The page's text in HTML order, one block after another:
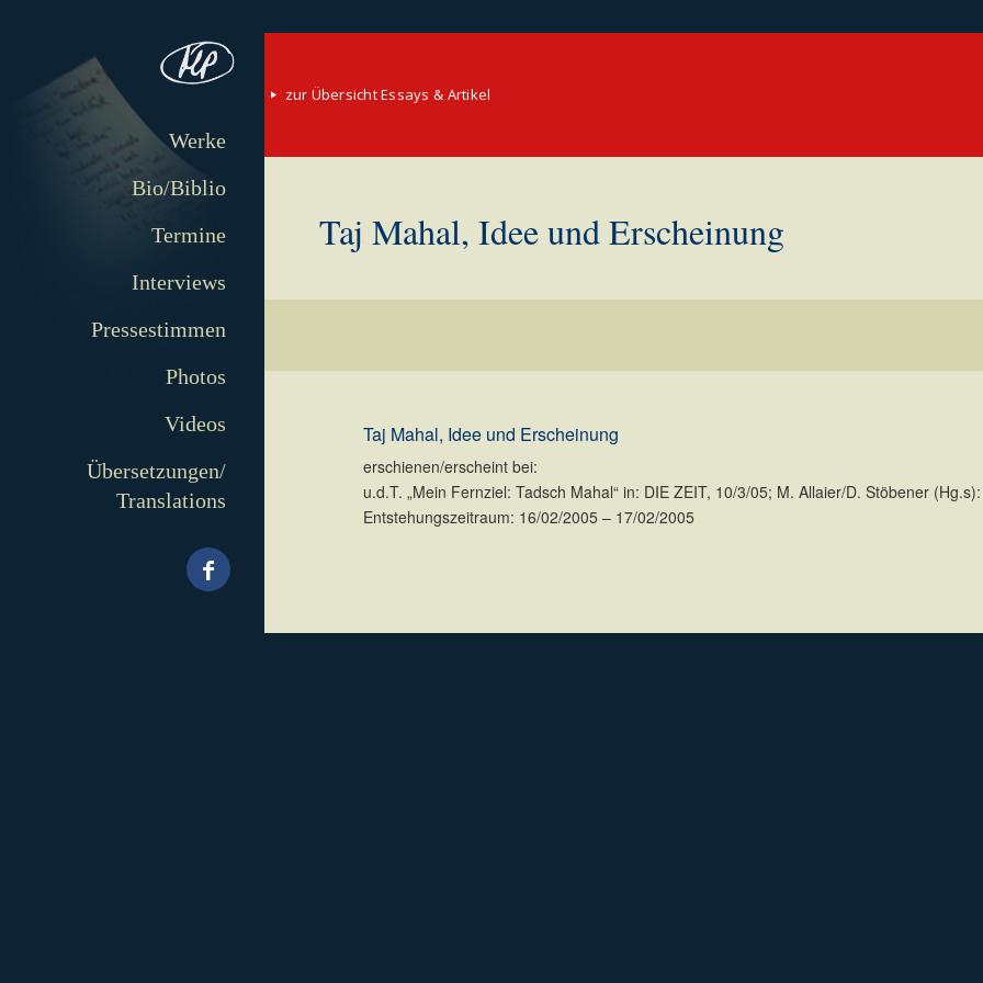
Werke
Bio/Biblio
Termine
Interviews
Pressestimmen
Photos
Videos
Übersetzungen/
Translations
zur Übersicht Essays & Artikel
Taj Mahal, Idee und Erscheinung
Taj Mahal, Idee und Erscheinung
erschienen/erscheint bei:
u.d.T. „Mein Fernziel: Tadsch Mahal“ in: DIE ZEIT, 10/3/05; M. Allaier/D. Stöbener
Entstehungszeitraum: 16/02/2005 – 17/02/2005